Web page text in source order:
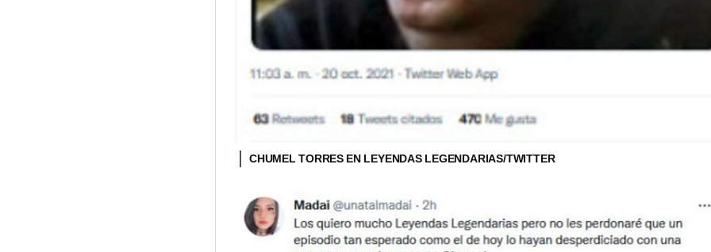
CHUMEL TORRES EN LEYENDAS LEGENDARIAS/TWITTER